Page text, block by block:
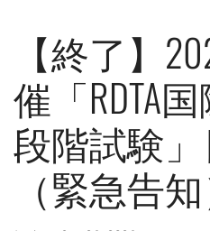
【終了】
催「RDTA
段階試験
（緊急告知